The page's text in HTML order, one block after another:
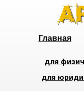
Главная
для
для